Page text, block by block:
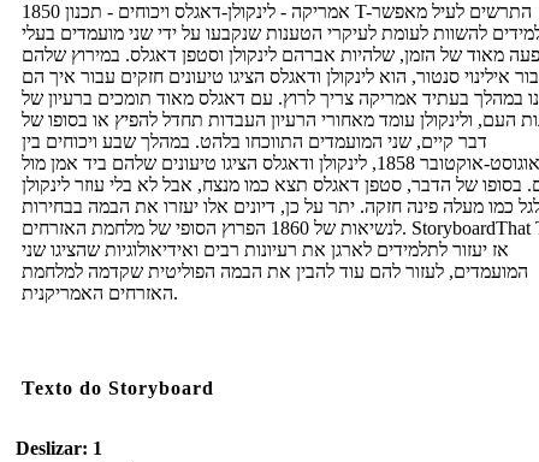
1850 אמריקה - לינקולן-דאגלס ויכוחים - תכנון T-התרשים לעיל מאפשר
להשוות לעומת לעיקרי הטענות שנקבעו על ידי שני מועמדים בעלי
מאוד של הזמן, שלהיות אברהם לינקולן וסטפן דאגלס. במירוץ שלהם
אילינוי סנטור, הוא לינקולן ודאגלס הציגו טיעונים חזקים עבור איך הם
במהלך בעתיד אמריקה צריך לרוץ. עם דאגלס מאוד תומכים ברעיון של
העם, ולינקולן עומד מאחורי הרעיון העבדות תחדל להפיץ או בסופו של
דבר קיים, שני המועמדים התווכחו בלהט. במהלך שבע ויכוחים בין
אוגוסט-אוקטובר 1858, לינקולן ודאגלס הציגו טיעונים שלהם ביד אמן מול
בסופו של הדבר, סטפן דאגלס תצא כמו מנצח, אבל לא בלי עוזר לינקולן
כמו מעלה פינה חזקה. יתר על כן, דיונים אלו יעזרו את הבמה בבחירות
לנשיאות של 1860 הפרוץ הסופי של מלחמת האזרחים. StoryboardThat T-אילן
אז יעזור לתלמידים לארגן את רעיונות רבים ואידיאולוגיות שהציגו שני
המועמדים, לעזור להם עוד להבין את הבמה הפוליטית שקדמה למלחמת
האזרחים האמריקנית.
Texto do Storyboard
Deslizar: 1